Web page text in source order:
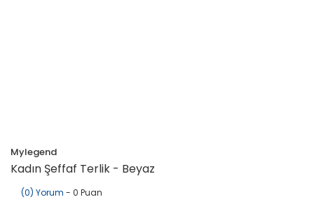
Mylegend
Kadın Şeffaf Terlik - Beyaz
(0) Yorum - 0 Puan